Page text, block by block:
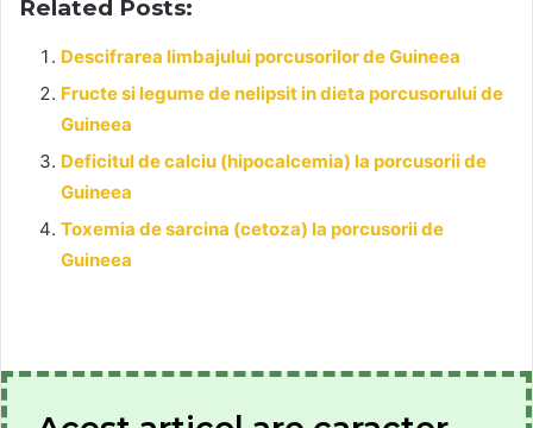
Related Posts:
Descifrarea limbajului porcusorilor de Guineea
Fructe si legume de nelipsit in dieta porcusorului de
Guineea
Deficitul de calciu (hipocalcemia) la porcusorii de
Guineea
Toxemia de sarcina (cetoza) la porcusorii de
Guineea